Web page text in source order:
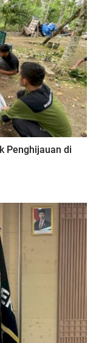
Penghijauan di